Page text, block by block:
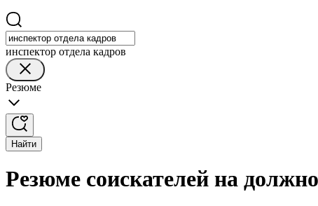
инспектор отдела кадров
Резюме
Найти
Резюме соискателей на